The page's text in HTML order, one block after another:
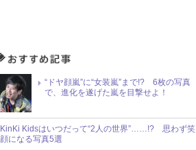
“ドヤ顔嵐”に“女装嵐”まで!? 6枚の写真
で、進化を遂げた嵐を目撃せよ！
KinKi Kidsはいつだって“2人の世界”……!? 思わず笑
顔になる写真5選